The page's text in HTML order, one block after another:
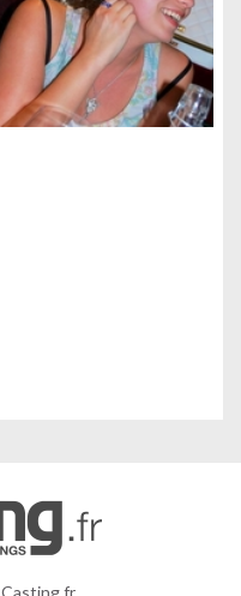
l'utilisation du site,
du site internet.
pour chaque